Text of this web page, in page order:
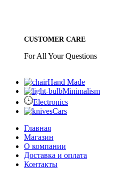
CUSTOMER CARE
For All Your Questions
Hand Made
Minimalism
Electronics
Cars
Главная
Магазин
О компании
Доставка и оплата
Контакты